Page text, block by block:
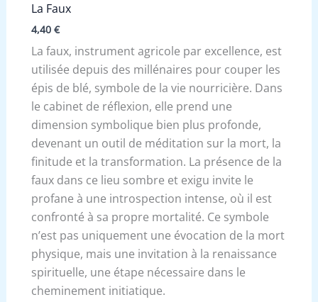
La Faux
4,40 €
La faux, instrument agricole par excellence, est
utilisée depuis des millénaires pour couper les
épis de blé, symbole de la vie nourricière. Dans
le cabinet de réflexion, elle prend une
dimension symbolique bien plus profonde,
devenant un outil de méditation sur la mort, la
finitude et la transformation. La présence de la
faux dans ce lieu sombre et exigu invite le
profane à une introspection intense, où il est
confronté à sa propre mortalité. Ce symbole
n’est pas uniquement une évocation de la mort
physique, mais une invitation à la renaissance
spirituelle, une étape nécessaire dans le
cheminement initiatique.